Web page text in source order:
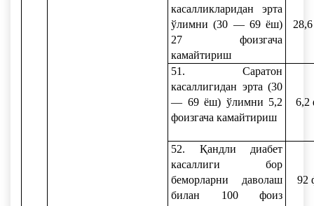
касалликларидан эрта
ўлимни (30 — 69 ёш)
27 фоизгача
камайтириш
51. Саратон
касаллигидан эрта (30
— 69 ёш) ўлимни 5,2
фоизгача камайтириш
6,2
52. Қандли диабет
касаллиги бор
беморларни даволаш
билан 100 фоиз
92